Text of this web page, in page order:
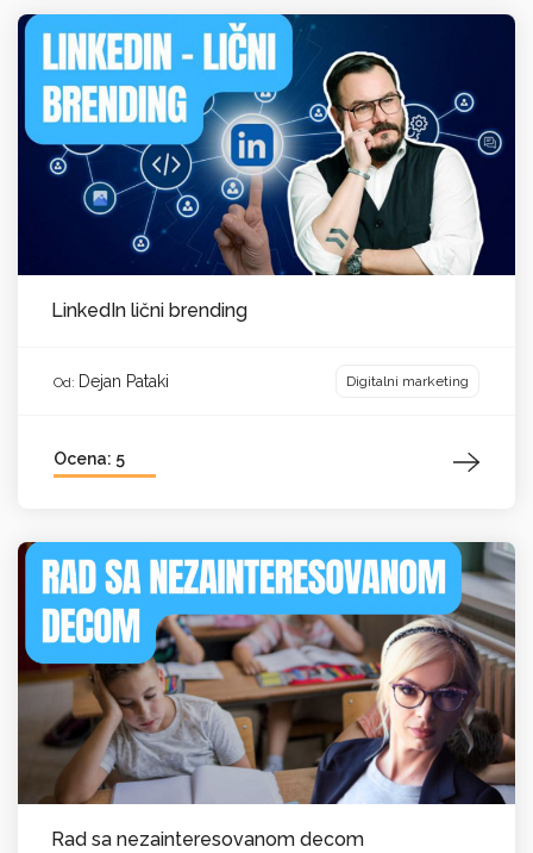
LinkedIn lični brending
Od: Dejan Pataki Digitalni marketing
Ocena: 5
Rad sa nezainteresovanom decom